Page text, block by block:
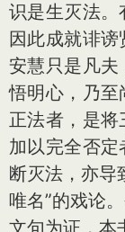
识是生灭法。
因此成就诽
安慧只是凡
悟明心，乃至
正法者，是
加以完全否
断灭法，亦导
唯名”的戏论
文句为证，本